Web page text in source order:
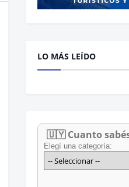
LO MÁS LEÍDO
🇺🇾 Cuanto
Elegí una categoría: